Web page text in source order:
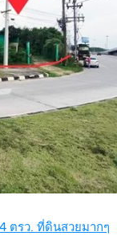
ตรว. ที่ดินสวยมากๆ